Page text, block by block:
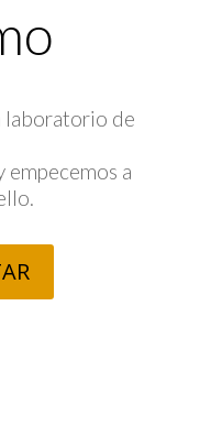
laboratorio de
a